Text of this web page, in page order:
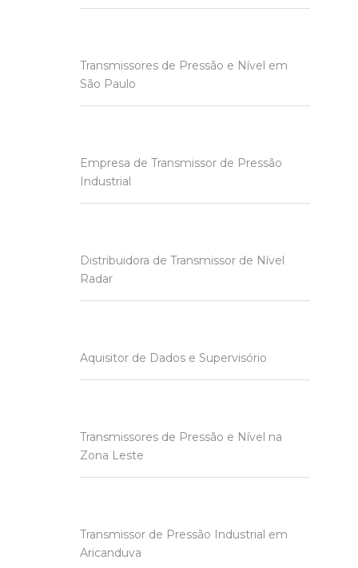
Transmissores de Pressão e Nível em
São Paulo
Empresa de Transmissor de Pressão
Industrial
Distribuidora de Transmissor de Nível
Radar
Aquisitor de Dados e Supervisório
Transmissores de Pressão e Nível na
Zona Leste
Transmissor de Pressão Industrial em
Aricanduva